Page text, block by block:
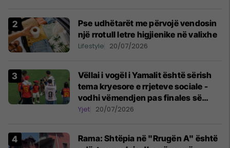
Pse udhëtarët me përvojë vendosin
një rrotull letre higjienike në valixhe
Lifestyle 20/07/2026
Vëllai i vogël i Yamalit është sërish
tema kryesore e rrjeteve sociale -
vodhi vëmendjen pas finales së
Kupës së Botës
Yjet 20/07/2026
Rama: Shtëpia në "Rrugën A" është